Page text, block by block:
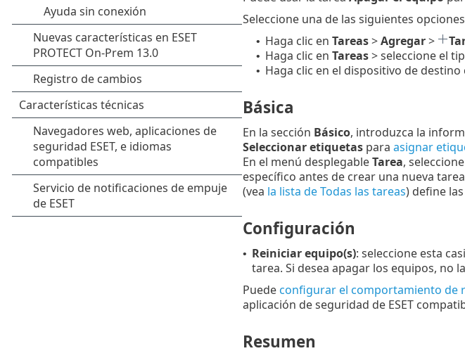
Seleccione una de las siguientes
• Haga clic en Tareas>Agregar>
• Haga clic en Tareas> seleccione el
• Haga clic en el dispositivo de destino
Básica
En la sección Básico, introduzca la
Seleccionar etiquetaspara asignar
En el menú desplegableTarea,
específico antes de crear una nueva
(vea la lista de Todas las tareas) define
Configuración
• Reiniciar equipo(s): seleccione esta
tarea. Si desea apagar los equipos, no
Puedeconfigurar el comportamiento de
aplicación de seguridad de ESET
Resumen